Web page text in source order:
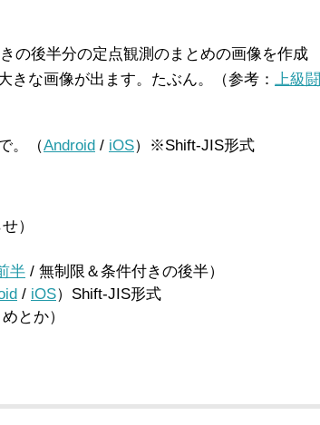
の後半分の定点観測のまとめの画像を作成
きな画像が出ます。たぶん。（参考： 上級闘
。（Android / iOS）※Shift-JIS形式
）
半 / 無制限＆条件付きの後半）
/ iOS）Shift-JIS形式
とか）